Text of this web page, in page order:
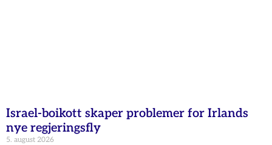
Israel-boikott skaper problemer for Irlands
nye regjeringsfly
5. august 2026